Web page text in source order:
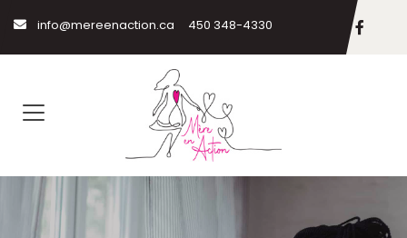
info@mereenaction.ca 450 348-4330